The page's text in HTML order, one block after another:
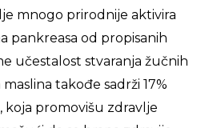
mnogo prirodnije aktivira
pankreasa od propisanih
učestalost stvaranja žučnih
takođe sadrži 17%
koja promovišu zdravlje